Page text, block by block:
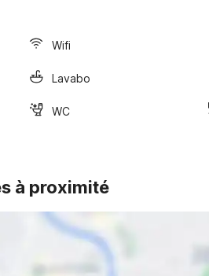
Wifi
Lavabo
WC
à proximité